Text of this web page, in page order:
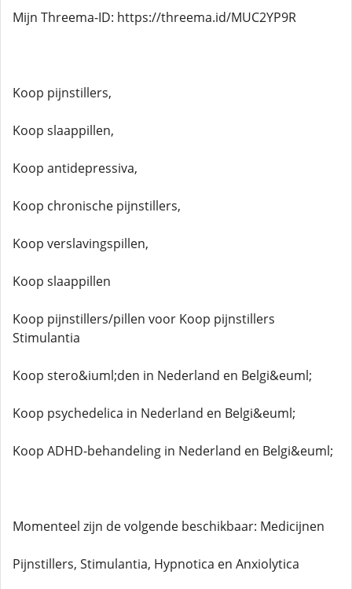
Mijn Threema-ID: https://threema.id/MUC2YP9R
Koop pijnstillers,
Koop slaappillen,
Koop antidepressiva,
Koop chronische pijnstillers,
Koop verslavingspillen,
Koop slaappillen
Koop pijnstillers/pillen voor Koop pijnstillers
Stimulantia
Koop stero&iuml;den in Nederland en Belgi&euml;
Koop psychedelica in Nederland en Belgi&euml;
Koop ADHD-behandeling in Nederland en Belgi&euml;
Momenteel zijn de volgende beschikbaar: Medicijnen
Pijnstillers, Stimulantia, Hypnotica en Anxiolytica